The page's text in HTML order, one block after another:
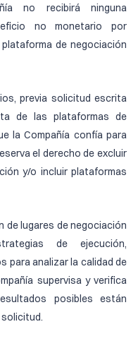
no recibirá ninguna
no monetario por
de negociación
previa solicitud escrita
de las plataformas de
la Compañía confía para
el derecho de excluir
y/o incluir plataformas
de lugares de negociación
de ejecución,
para analizar la calidad de
supervisa y verifica
posibles están